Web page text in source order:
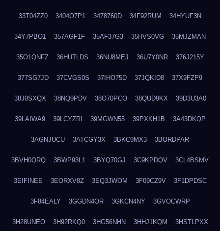
33T04ZZ0 3404O7P1 3478760D 34F92RUM 34HYUF3N
34Y7PBO1 357AGF1F 35AF37G3 35HVS0VG 35MJZMAN
35O1QNFZ 36HUTLDS 36NU8MEJ 36U7Y0NR 376J215Y
377SG7JD 37CVGS0S 37IHO75D 37JQKID8 37X9FZP9
38J0SXQX 38NQ9PDV 38O70PCO 38QUD9KX 39D3U3A0
39LAIWA9 39LCYZRI 39MGWN55 39PXKH1B 3A43DKQP
3AGNJUCU 3ATCGY3X 3BKC9MX3 3BORDPAR
3BVH0QRQ 3BWP93L1 3BYQ70GJ 3C9KPDQV 3CL4BSMV
3EIFINEE 3EORXV8Z 3EQ3JWOM 3F09CZ9V 3F1DPDSC
3F84EALY 3GGDN4OR 3GKCN4NY 3GVOCWRP
3H28UNEO 3H92RKQ0 3HG56NHN 3HHJ1KQM 3HSTLPXX